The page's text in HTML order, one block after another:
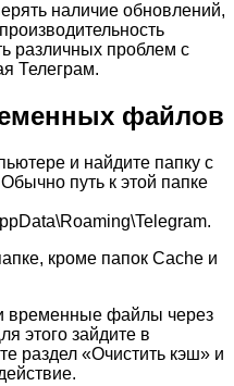
наличие обновлений,
различных проблем с
Телеграм.
файлов
и найдите папку с
путь к этой папке
кроме папок Cache и
временные файлы через
этого зайдите в
раздел «Очистить кэш» и